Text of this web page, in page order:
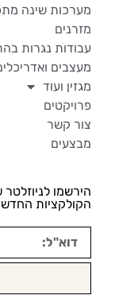
מערכות שינה
מזרנים
עבודות נגרות
מעצבים
מגזין ועוד
פרויקטים
צור קשר
מבצעים
הירשמו
הקולקציות